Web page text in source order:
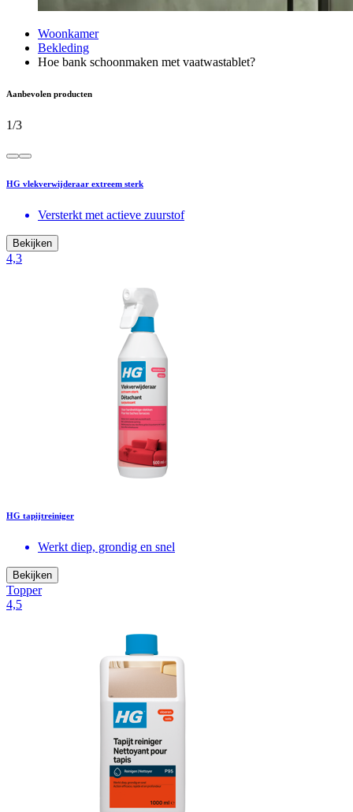
Woonkamer
Bekleding
Hoe bank schoonmaken met vaatwastablet?
Aanbevolen producten
1/3
HG vlekverwijderaar extreem sterk
Versterkt met actieve zuurstof
Bekijken
4,3
HG tapijtreiniger
Werkt diep, grondig en snel
Bekijken
Topper
4,5